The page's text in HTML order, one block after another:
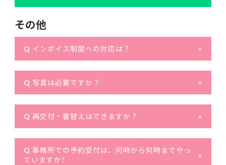
その他
Q インボイス制度への対応は？ +
Q 写真は必要ですか？ +
Q 再交付・書替えはできますか？ +
Q 事務所での予約受付は、何時から何時までやっ
ていますか?
+